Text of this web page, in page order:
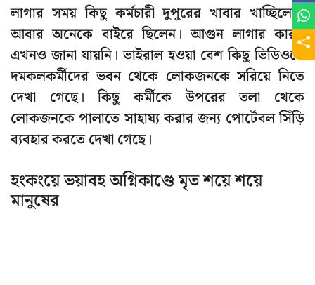
লাগার সময় কিছু কর্মচারী দুপুরের খাবার খাচ্ছিলেন,
আবার অনেকে বাইরে ছিলেন। আগুন লাগার কারণ
এখনও জানা যায়নি। ভাইরাল হওয়া বেশ কিছু ভিডিওতে
দমকলকর্মীদের ভবন থেকে লোকজনকে সরিয়ে নিতে
দেখা গেছে। কিছু কর্মীকে উপরের তলা থেকে
লোকজনকে পালাতে সাহায্য করার জন্য পোর্টেবল সিঁড়ি
ব্যবহার করতে দেখা গেছে।
হংকংয়ে ভয়াবহ অগ্নিকাণ্ডে মৃত শয়ে শয়ে
মানুষের